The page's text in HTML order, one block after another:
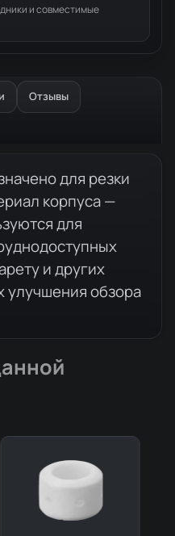
и совместимые
Отзывы
для резки
корпуса —
для
и других
улучшения обзора